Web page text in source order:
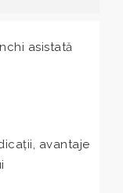
asistată
avantaje